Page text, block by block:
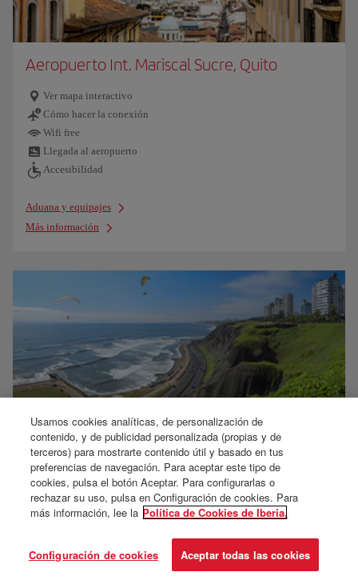
Aeropuerto Int. Mariscal Sucre, Quito
Ver mapa interactivo
Cómo hacer la conexión
Wifi free
Llegada al aeropuerto
Accesibilidad
Aduana y equipajes
Más información
Nuevo Aeropuerto Int. Jorge Chávez, Lima
Ver mapa interactivo
Cómo hacer la conexión
Accesibilidad
Usamos cookies analíticas, de personalización de
contenido, y de publicidad personalizada (propias y de
terceros) para mostrarte contenido útil y basado en tus
preferencias de navegación. Para aceptar este tipo de
cookies, pulsa el botón Aceptar. Para configurarlas o
rechazar su uso, pulsa en Configuración de cookies. Para
más información, lee la Política de Cookies de Iberia.
Configuración de cookies Aceptar todas las cookies